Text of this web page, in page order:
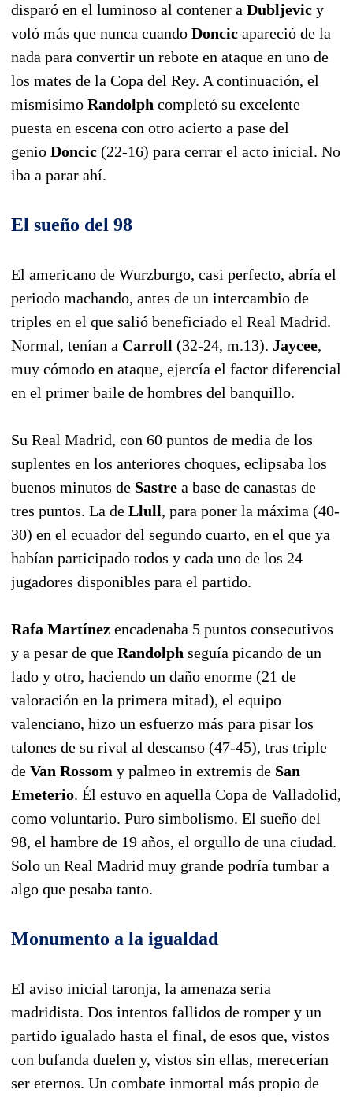
disparó en el luminoso al contener a Dubljevic y
voló más que nunca cuando Doncic apareció de la
nada para convertir un rebote en ataque en uno de
los mates de la Copa del Rey. A continuación, el
mismísimo Randolph completó su excelente
puesta en escena con otro acierto a pase del
genio Doncic (22-16) para cerrar el acto inicial. No
iba a parar ahí.
El sueño del 98
El americano de Wurzburgo, casi perfecto, abría el
periodo machando, antes de un intercambio de
triples en el que salió beneficiado el Real Madrid.
Normal, tenían a Carroll (32-24, m.13). Jaycee,
muy cómodo en ataque, ejercía el factor diferencial
en el primer baile de hombres del banquillo.
Su Real Madrid, con 60 puntos de media de los
suplentes en los anteriores choques, eclipsaba los
buenos minutos de Sastre a base de canastas de
tres puntos. La de Llull, para poner la máxima (40-
30) en el ecuador del segundo cuarto, en el que ya
habían participado todos y cada uno de los 24
jugadores disponibles para el partido.
Rafa Martínez encadenaba 5 puntos consecutivos
y a pesar de que Randolph seguía picando de un
lado y otro, haciendo un daño enorme (21 de
valoración en la primera mitad), el equipo
valenciano, hizo un esfuerzo más para pisar los
talones de su rival al descanso (47-45), tras triple
de Van Rossom y palmeo in extremis de San
Emeterio. Él estuvo en aquella Copa de Valladolid,
como voluntario. Puro simbolismo. El sueño del
98, el hambre de 19 años, el orgullo de una ciudad.
Solo un Real Madrid muy grande podría tumbar a
algo que pesaba tanto.
Monumento a la igualdad
El aviso inicial taronja, la amenaza seria
madridista. Dos intentos fallidos de romper y un
partido igualado hasta el final, de esos que, vistos
con bufanda duelen y, vistos sin ellas, merecerían
ser eternos. Un combate inmortal más propio de